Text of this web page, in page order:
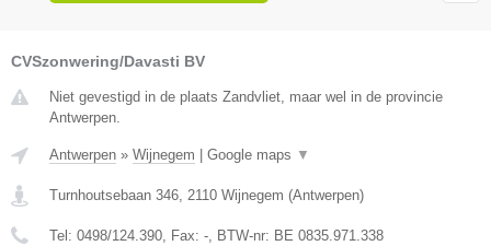
CVSzonwering/Davasti BV
Niet gevestigd in de plaats Zandvliet, maar wel in de provincie
Antwerpen.
Antwerpen » Wijnegem Google maps ▼
Turnhoutsebaan 346, 2110 Wijnegem (Antwerpen)
Tel: 0498/124.390, Fax: -, BTW-nr: BE 0835.971.338